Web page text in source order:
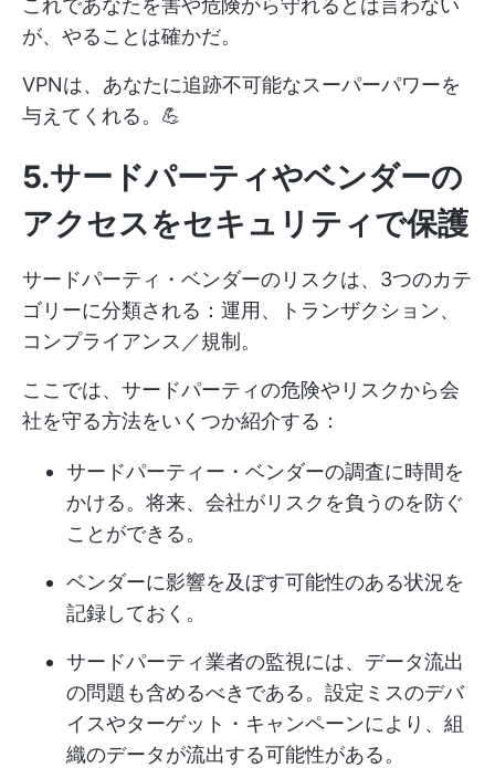
これであなたを害や危険から守れるとは言わない
が、やることは確かだ。
VPNは、あなたに追跡不可能なスーパーパワーを
与えてくれる。💪
5.サードパーティやベンダーの
アクセスをセキュリティで保護
サードパーティ・ベンダーのリスクは、3つのカテ
ゴリーに分類される：運用、トランザクション、
コンプライアンス／規制。
ここでは、サードパーティの危険やリスクから会
社を守る方法をいくつか紹介する：
サードパーティー・ベンダーの調査に時間を
かける。将来、会社がリスクを負うのを防ぐ
ことができる。
ベンダーに影響を及ぼす可能性のある状況を
記録しておく。
サードパーティ業者の監視には、データ流出
の問題も含めるべきである。設定ミスのデバ
イスやターゲット・キャンペーンにより、組
織のデータが流出する可能性がある。